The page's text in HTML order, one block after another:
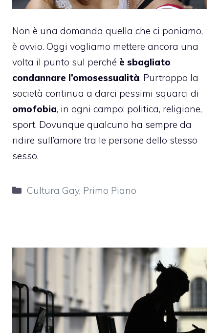
Non è una domanda quella che ci poniamo,
è ovvio. Oggi vogliamo mettere ancora una
volta il punto sul perché è sbagliato
condannare l’omosessualità. Purtroppo la
società continua a darci pessimi squarci di
omofobia, in ogni campo: politica, religione,
sport. Dovunque qualcuno ha sempre da
ridire sull’amore tra le persone dello stesso
sesso.
Categorie
Cultura Gay, Primo Piano